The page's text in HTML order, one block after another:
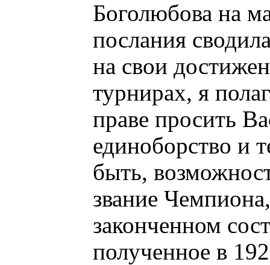
Боголюбова на
послания
на свои
турнирах, я
праве просить
единоборство и
быть,
звание
законченном
полученное в